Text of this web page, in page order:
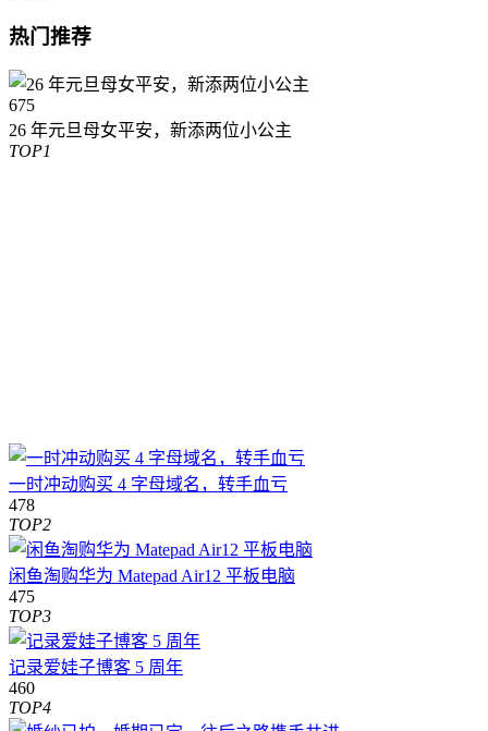
热门推荐
675
26 年元旦母女平安，新添两位小公主
TOP1
一时冲动购买 4 字母域名，转手血亏
478
TOP2
闲鱼淘购华为 Matepad Air12 平板电脑
475
TOP3
记录爱娃子博客 5 周年
460
TOP4